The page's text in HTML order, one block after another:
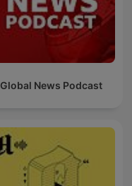
Global News Podcast